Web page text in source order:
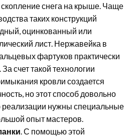
снега на крыше. Чаще
таких конструкций
оцинкованный или
лист. Нержавейка в
фартуков практически
счет такой технологии
кровли создается
но этот способ довольно
реализации нужны специальные
опыт мастеров.
. С помощью этой